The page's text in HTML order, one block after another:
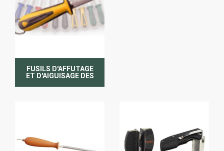
FUSILS D'AFFUTAGE
ET D'AIGUISAGE DES